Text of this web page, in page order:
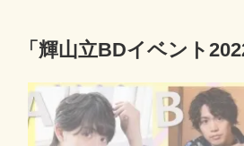
「輝山立BDイベント